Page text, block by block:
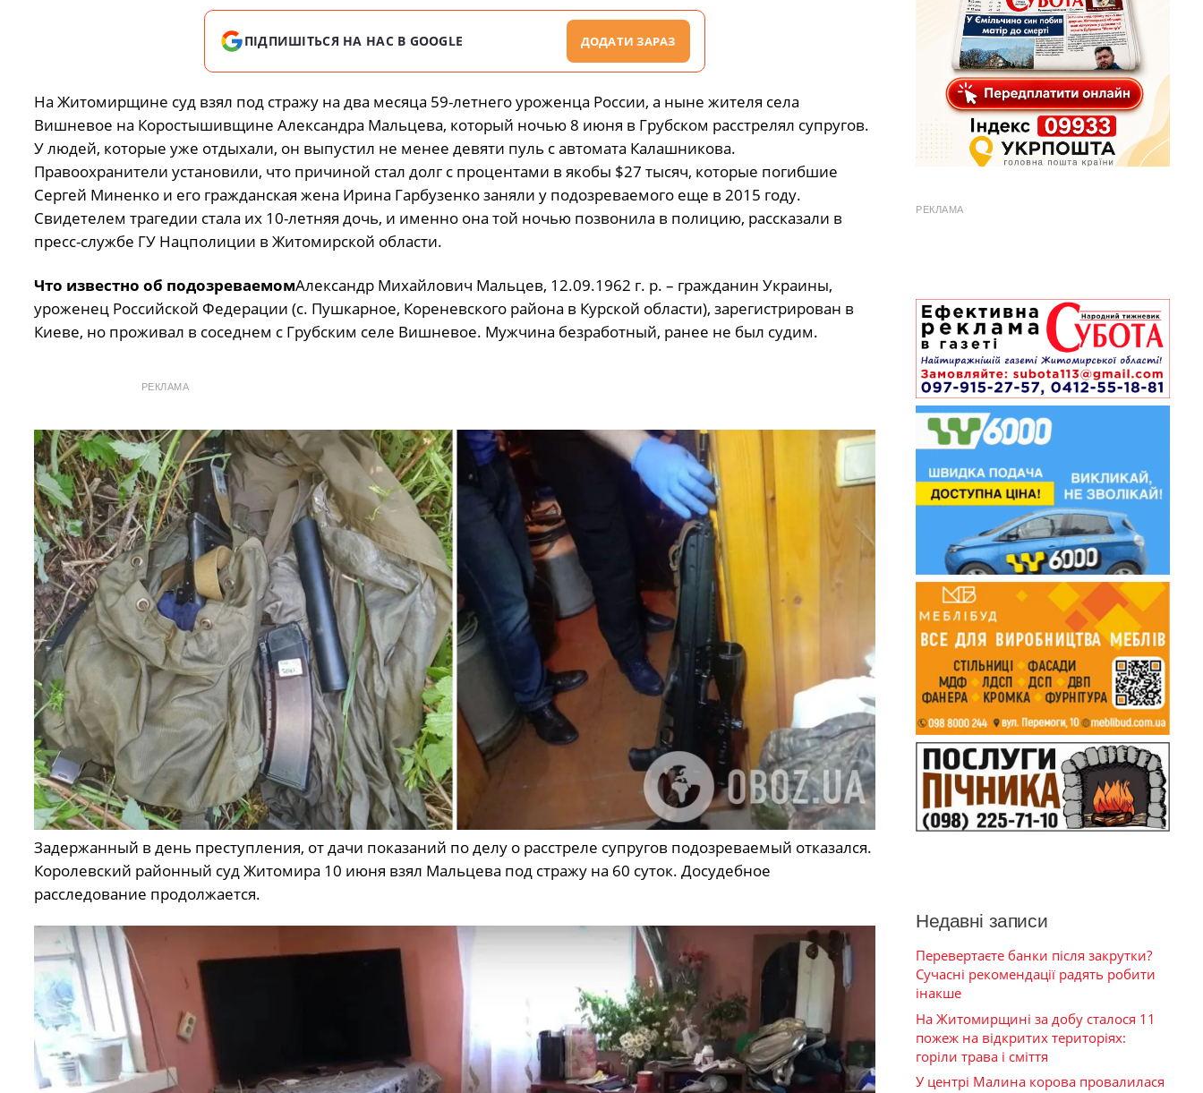
ПІДПИШІТЬСЯ НА НАС В GOOGLE ДОДАТИ ЗАРАЗ
На Житомирщине суд взял под стражу на два месяца 59-летнего уроженца России, а ныне жителя села
Вишневое на Коростышивщине Александра Мальцева, который ночью 8 июня в Грубском расстрелял супругов.
У людей, которые уже отдыхали, он выпустил не менее девяти пуль с автомата Калашникова.
Правоохранители установили, что причиной стал долг с процентами в якобы $27 тысяч, которые погибшие
Сергей Миненко и его гражданская жена Ирина Гарбузенко заняли у подозреваемого еще в 2015 году.
Свидетелем трагедии стала их 10-летняя дочь, и именно она той ночью позвонила в полицию, рассказали в
пресс-службе ГУ Нацполиции в Житомирской области.
Что известно об подозреваемомАлександр Михайлович Мальцев, 12.09.1962 г. р. – гражданин Украины,
уроженец Российской Федерации (с. Пушкарное, Кореневского района в Курской области), зарегистрирован в
Киеве, но проживал в соседнем с Грубским селе Вишневое. Мужчина безработный, ранее не был судим.
РЕКЛАМА
Задержанный в день преступления, от дачи показаний по делу о расстреле супругов подозреваемый отказался.
Королевский районный суд Житомира 10 июня взял Мальцева под стражу на 60 суток. Досудебное
расследование продолжается.
РЕКЛАМА
Недавні записи
Перевертаєте банки після закрутки?
Сучасні рекомендації радять робити
інакше
На Житомирщині за добу сталося 11
пожеж на відкритих територіях:
горіли трава і сміття
У центрі Малина корова провалилася